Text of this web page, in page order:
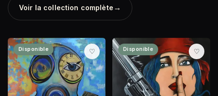
Voir la collection complète →
Disponible ♡ Disponible ♡